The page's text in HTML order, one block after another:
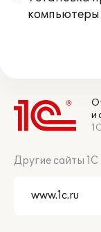
компьютеры
и
Другие сайты 1С